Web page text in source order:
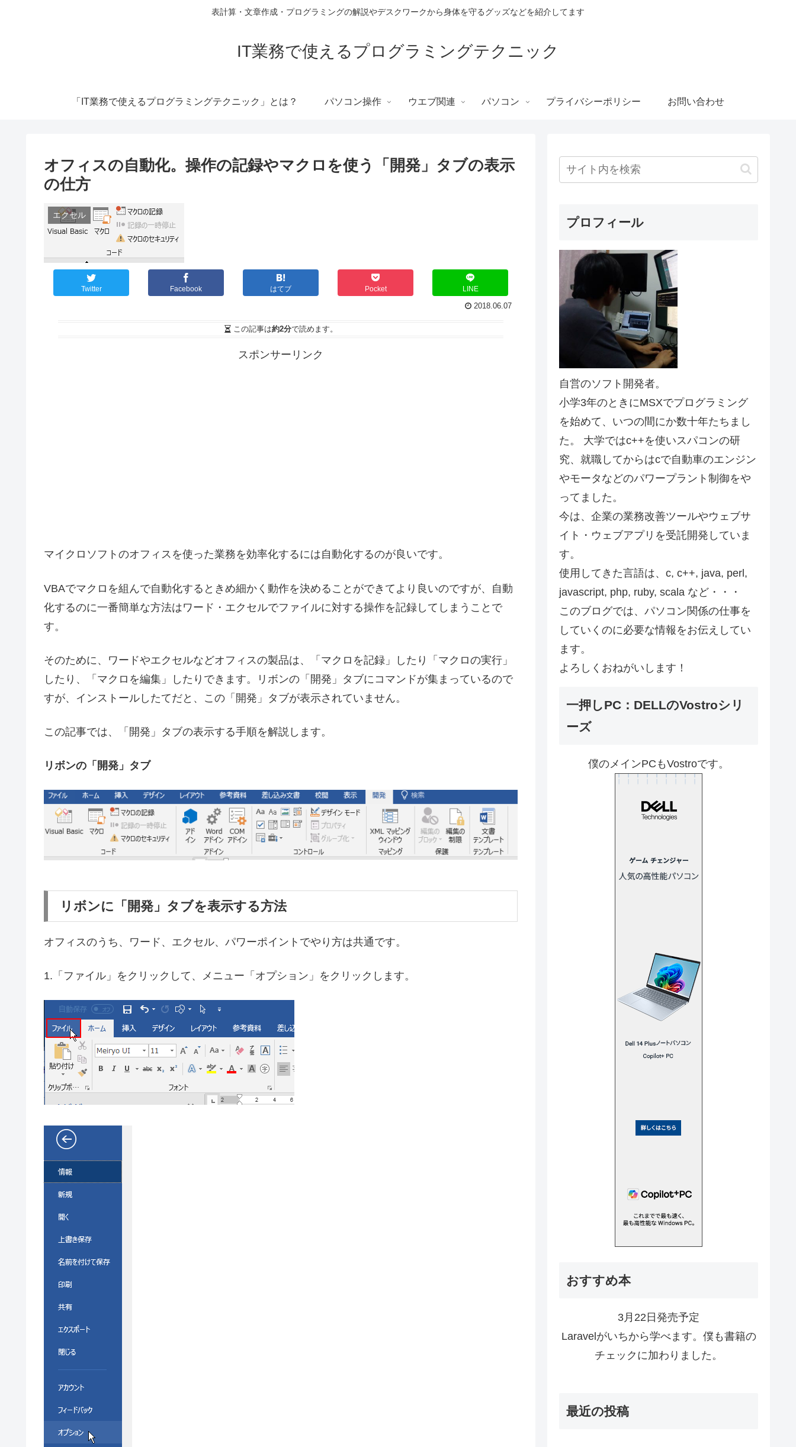
表計算・文章作成・プログラミングの解説やデスクワークから身体を守るグッズなどを紹介してます
IT業務で使えるプログラミングテクニック
「IT業務で使えるプログラミングテクニック」とは？ パソコン操作 ウエブ関連 パソコン プライバシーポリシー お問い合わせ
オフィスの自動化。操作の記録やマクロを使う「開発」タブの表示
の仕方
エクセル
Twitter Facebook はてブ Pocket LINE
2018.06.07
この記事は約2分で読めます。
スポンサーリンク
マイクロソフトのオフィスを使った業務を効率化するには自動化するのが良いです。
VBAでマクロを組んで自動化するときめ細かく動作を決めることができてより良いのですが、自動
化するのに一番簡単な方法はワード・エクセルでファイルに対する操作を記録してしまうことで
す。
そのために、ワードやエクセルなどオフィスの製品は、「マクロを記録」したり「マクロの実行」
したり、「マクロを編集」したりできます。リボンの「開発」タブにコマンドが集まっているので
すが、インストールしたてだと、この「開発」タブが表示されていません。
この記事では、「開発」タブの表示する手順を解説します。
リボンの「開発」タブ
リボンに「開発」タブを表示する方法
オフィスのうち、ワード、エクセル、パワーポイントでやり方は共通です。
1.「ファイル」をクリックして、メニュー「オプション」をクリックします。
プロフィール
自営のソフト開発者。
小学3年のときにMSXでプログラミング
を始めて、いつの間にか数十年たちまし
た。 大学ではc++を使いスパコンの研
究、就職してからはcで自動車のエンジン
やモータなどのパワープラント制御をや
ってました。
今は、企業の業務改善ツールやウェブサ
イト・ウェブアプリを受託開発していま
す。
使用してきた言語は、c, c++, java, perl,
javascript, php, ruby, scala など・・・
このブログでは、パソコン関係の仕事を
していくのに必要な情報をお伝えしてい
ます。
よろしくおねがいします！
一押しPC：DELLのVostroシリ
ーズ
僕のメインPCもVostroです。
おすすめ本
3月22日発売予定
Laravelがいちから学べます。僕も書籍の
チェックに加わりました。
最近の投稿